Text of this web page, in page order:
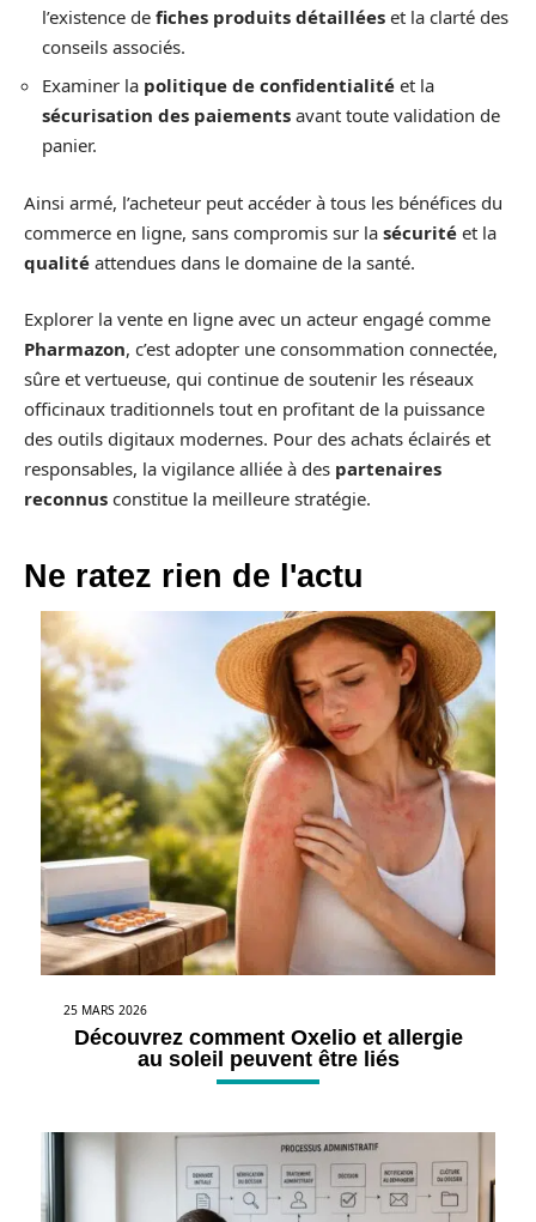
l’existence de fiches produits détaillées et la clarté des
conseils associés.
Examiner la politique de confidentialité et la
sécurisation des paiements avant toute validation de
panier.
Ainsi armé, l’acheteur peut accéder à tous les bénéfices du
commerce en ligne, sans compromis sur la sécurité et la
qualité attendues dans le domaine de la santé.
Explorer la vente en ligne avec un acteur engagé comme
Pharmazon, c’est adopter une consommation connectée,
sûre et vertueuse, qui continue de soutenir les réseaux
officinaux traditionnels tout en profitant de la puissance
des outils digitaux modernes. Pour des achats éclairés et
responsables, la vigilance alliée à des partenaires
reconnus constitue la meilleure stratégie.
Ne ratez rien de l'actu
25 MARS 2026
Découvrez comment Oxelio et allergie
au soleil peuvent être liés